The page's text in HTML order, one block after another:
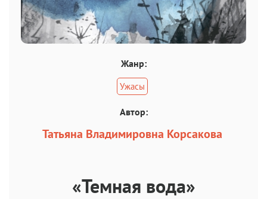
Жанр:
Ужасы
Автор:
Татьяна Владимировна Корсакова
«Темная вода»